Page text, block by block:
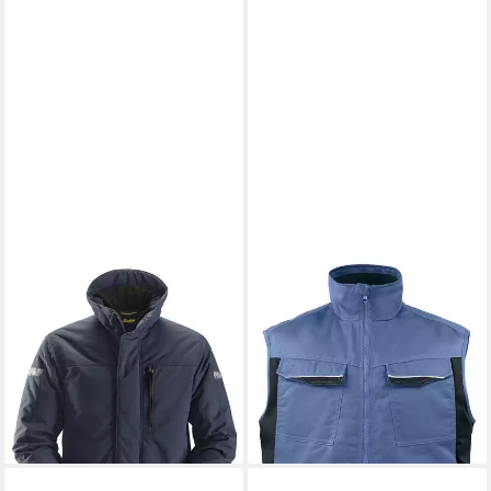
SNICKERS WORKWEAR
Arbeitsjacke Snickers
Arbeitsjacke gefüttert
165,75 € UVP 251,99 €
-34%
lieferbar - in 2-3 Werktagen bei dir
Arbeitsjacke 5704
GEFÜTTERTE WESTE
52,75 €
67,95 €
-22%
lieferbar - in 4-5 Werktagen bei dir